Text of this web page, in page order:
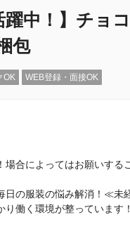
躍中！】チョ
包
OK WEB登録・面接OK
合によってはお願いする
の服装の悩み解消！≪未
働く環境が整っています